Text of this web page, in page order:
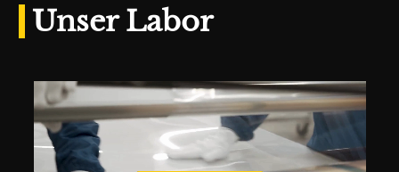
Unser Labor